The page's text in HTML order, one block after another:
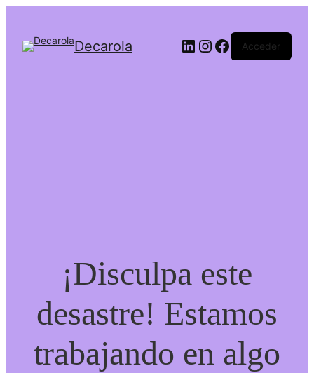
Decarola LinkedIn
Instagram
Facebook
Acceder
¡Disculpa este
desastre! Estamos
trabajando en algo